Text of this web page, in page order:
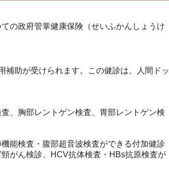
の政府管掌健康保険（せいふかんしょうけ
補助が受けられます。この健診は、人間ドッ
、胸部レントゲン検査、胃部レントゲン検
能検査・腹部超音波検査ができる付加健診
がん検診、HCV抗体検査・HBs抗原検査が